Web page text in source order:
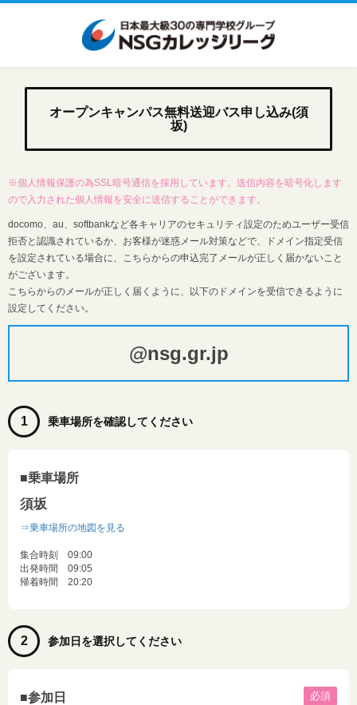
オープンキャンパス無料送迎バス申し込み(須
坂)
※個人情報保護の為SSL暗号通信を採用しています。送信内容を暗号化します
ので入力された個人情報を安全に送信することができます。
docomo、au、softbankなど各キャリアのセキュリティ設定のためユーザー受信
拒否と認識されているか、お客様が迷惑メール対策などで、ドメイン指定受信
を設定されている場合に、こちらからの申込完了メールが正しく届かないこと
がございます。
こちらからのメールが正しく届くように、以下のドメインを受信できるように
設定してください。
@nsg.gr.jp
1 乗車場所を確認してください
■乗車場所
須坂
⇒乗車場所の地図を見る
集合時刻 09:00
出発時間 09:05
帰着時間 20:20
2 参加日を選択してください
■参加日 必須